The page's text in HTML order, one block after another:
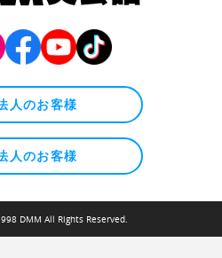
人のお客様
人のお客様
DMM All Rights Reserved.